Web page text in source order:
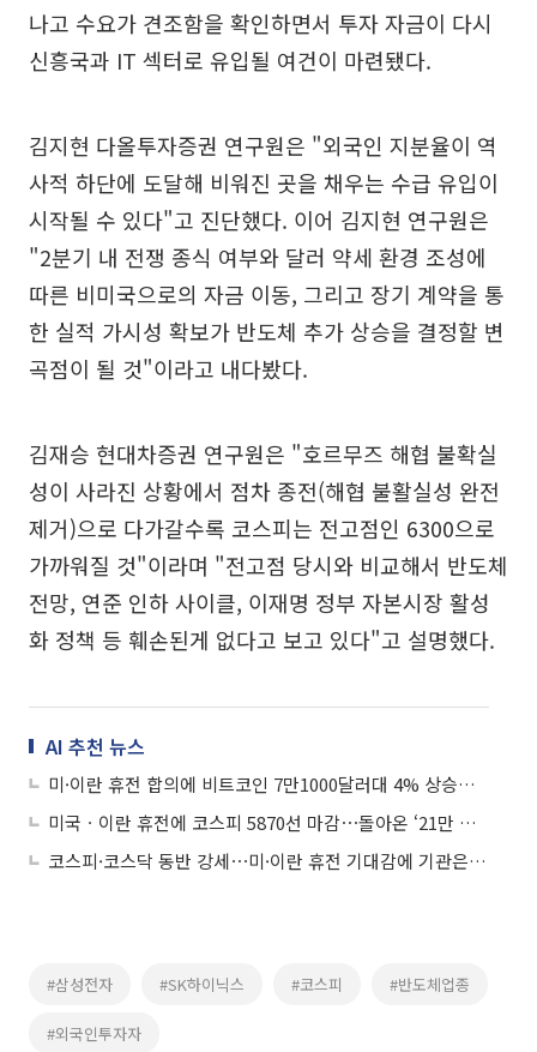
나고 수요가 견조함을 확인하면서 투자 자금이 다시
신흥국과 IT 섹터로 유입될 여건이 마련됐다.
김지현 다올투자증권 연구원은 "외국인 지분율이 역
사적 하단에 도달해 비워진 곳을 채우는 수급 유입이
시작될 수 있다"고 진단했다. 이어 김지현 연구원은
"2분기 내 전쟁 종식 여부와 달러 약세 환경 조성에
따른 비미국으로의 자금 이동, 그리고 장기 계약을 통
한 실적 가시성 확보가 반도체 추가 상승을 결정할 변
곡점이 될 것"이라고 내다봤다.
김재승 현대차증권 연구원은 "호르무즈 해협 불확실
성이 사라진 상황에서 점차 종전(해협 불활실성 완전
제거)으로 다가갈수록 코스피는 전고점인 6300으로
가까워질 것"이라며 "전고점 당시와 비교해서 반도체
전망, 연준 인하 사이클, 이재명 정부 자본시장 활성
화 정책 등 훼손된게 없다고 보고 있다"고 설명했다.
AI 추천 뉴스
미·이란 휴전 합의에 비트코인 7만1000달러대 4% 상승…지캐시 27% 급등
미국ㆍ이란 휴전에 코스피 5870선 마감⋯돌아온 ‘21만 전자ㆍ100만 닉스’
코스피·코스닥 동반 강세⋯미·이란 휴전 기대감에 기관은 ‘사자’
#삼성전자 #SK하이닉스 #코스피 #반도체업종
#외국인투자자